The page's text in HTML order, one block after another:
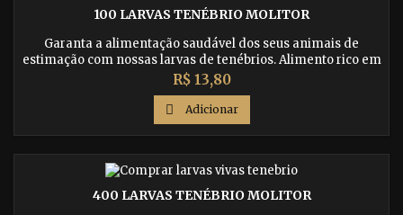
100 LARVAS TENÉBRIO MOLITOR
Garanta a alimentação saudável dos seus animais de
estimação com nossas larvas de tenébrios. Alimento rico em
proteínas, vitaminas e minerais, ideal para répteis, pássaros
e anfíbios. Compre agora e proporcione uma dieta
balanceada aos seus bichinhos!
Preço
R$ 13,80
 Adicionar
400 LARVAS TENÉBRIO MOLITOR